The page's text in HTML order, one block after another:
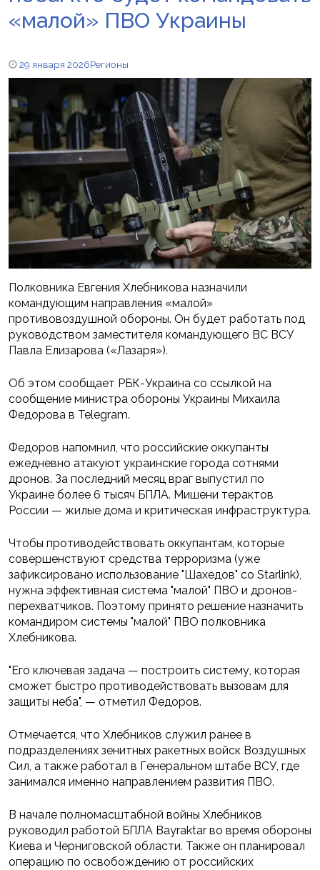
«малой» ПВО Украины
29 января 2026Регионы
Полковника Евгения Хлебникова назначили
командующим направления «малой»
противовоздушной обороны. Он будет работать под
руководством заместителя командующего ВС ВСУ
Павла Елизарова («Лазаря»).
Об этом сообщает РБК-Украина со ссылкой на
сообщение министра обороны Украины Михаила
Федорова в Telegram.
Федоров напомнил, что российские оккупанты
ежедневно атакуют украинские города сотнями
дронов. За последний месяц враг выпустил по
Украине более 6 тысяч БПЛА. Мишени терактов
России — жилые дома и критическая инфраструктура.
Чтобы противодействовать оккупантам, которые
совершенствуют средства терроризма (уже
зафиксировано использование "Шахедов" со Starlink),
нужна эффективная система "малой" ПВО и дронов-
перехватчиков. Поэтому принято решение назначить
командиром системы "малой" ПВО полковника
Хлебникова.
"Его ключевая задача — построить систему, которая
сможет быстро противодействовать вызовам для
защиты неба", — отметил Федоров.
Отмечается, что Хлебников служил ранее в
подразделениях зенитных ракетных войск Воздушных
Сил, а также работал в Генеральном штабе ВСУ, где
занимался именно направлением развития ПВО.
В начале полномасштабной войны Хлебников
руководил работой БПЛА Bayraktar во время обороны
Киева и Черниговской области. Также он планировал
операцию по освобождению от российских